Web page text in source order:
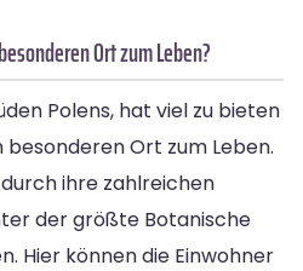
Ort zum Leben?
Polens, hat viel zu bieten
Ort zum Leben.
ihre zahlreichen
der größte Botanische
Hier können die Einwohner